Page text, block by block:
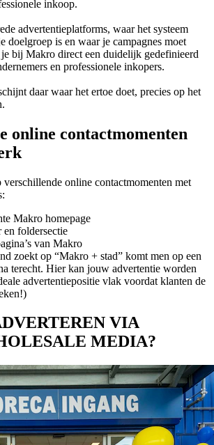
inkoop.
advertentieplatforms, waar het systeem
doelgroep is en waar je campagnes moet
bij Makro direct een duidelijk gedefinieerd
en professionele inkopers.
daar waar het ertoe doet, precies op het
online contactmomenten
verschillende online contactmomenten met
Makro homepage
foldersectie
van Makro
zoekt op “Makro + stad” komt men op een
terecht. Hier kan jouw advertentie worden
advertentiepositie vlak voordat klanten de
VIA
MEDIA?